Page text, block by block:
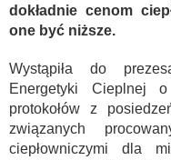
dokładnie cenom
one być niższe.
Wystąpiła do
Energetyki Cieplnej
protokołów z
związanych
ciepłowniczymi dla